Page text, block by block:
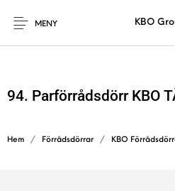
MENY KBO
94. Parförrådsdörr KBO
Hem / Förrådsdörrar / KBO